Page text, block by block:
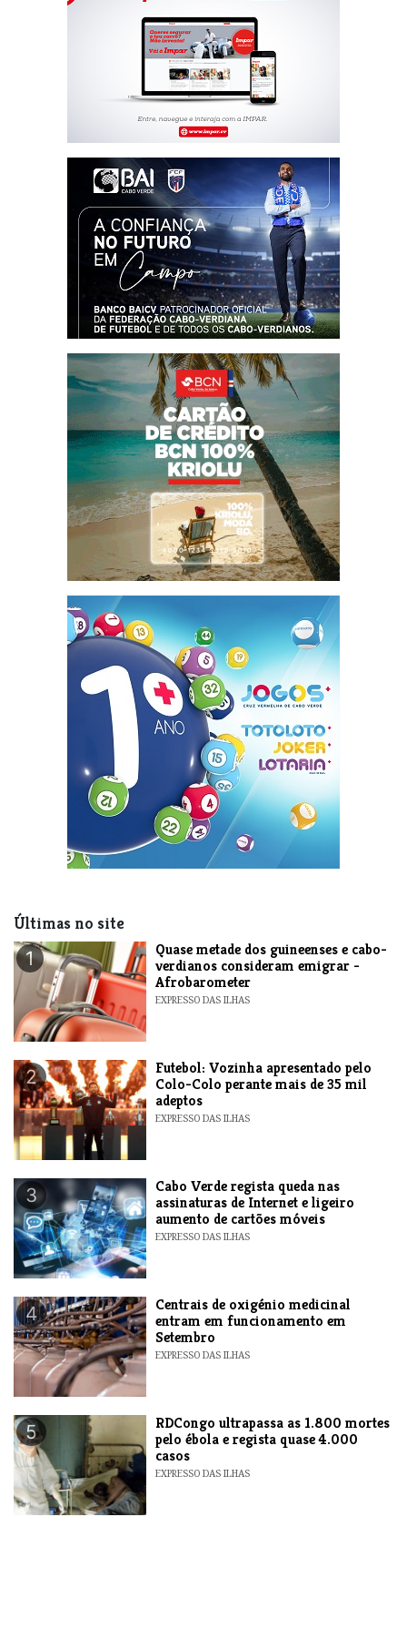
Últimas no site
1
Quase metade dos guineenses e cabo-
verdianos consideram emigrar -
Afrobarometer
EXPRESSO DAS ILHAS
2
Futebol: Vozinha apresentado pelo
Colo-Colo perante mais de 35 mil
adeptos
EXPRESSO DAS ILHAS
3
Cabo Verde regista queda nas
assinaturas de Internet e ligeiro
aumento de cartões móveis
EXPRESSO DAS ILHAS
4
Centrais de oxigénio medicinal
entram em funcionamento em
Setembro
EXPRESSO DAS ILHAS
5
RDCongo ultrapassa as 1.800 mortes
pelo ébola e regista quase 4.000
casos
EXPRESSO DAS ILHAS